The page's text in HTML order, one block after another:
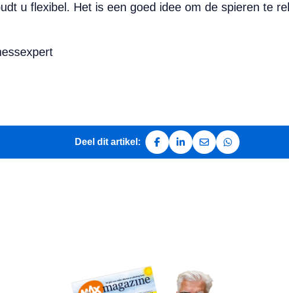
u flexibel. Het is een goed idee om de spieren te
Deel dit artikel:
Deel op Facebook
Deel op LinkedIn
Deel via e-mail
Deel via